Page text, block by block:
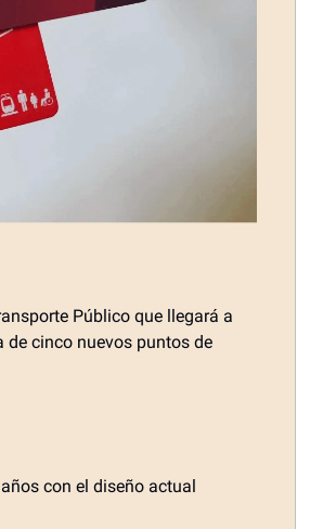
Público que llegará a
de cinco nuevos puntos de
con el diseño actual